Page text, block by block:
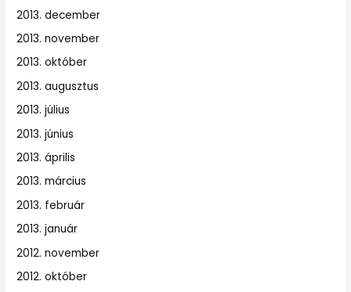
2013. december
2013. november
2013. október
2013. augusztus
2013. július
2013. június
2013. április
2013. március
2013. február
2013. január
2012. november
2012. október